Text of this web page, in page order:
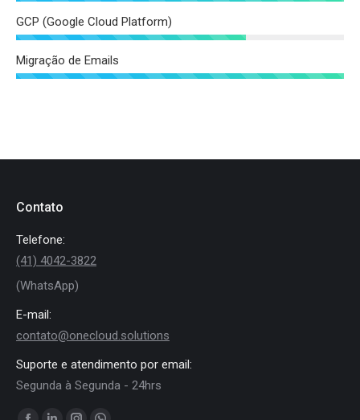
GCP (Google Cloud Platform)
Migração de Emails
Contato
Telefone:
(41) 4042-3822
(WhatsApp)
E-mail:
contato@onecloud.solutions
Suporte e atendimento por email:
Segunda à Segunda - 24hrs
Encontre-nos em: